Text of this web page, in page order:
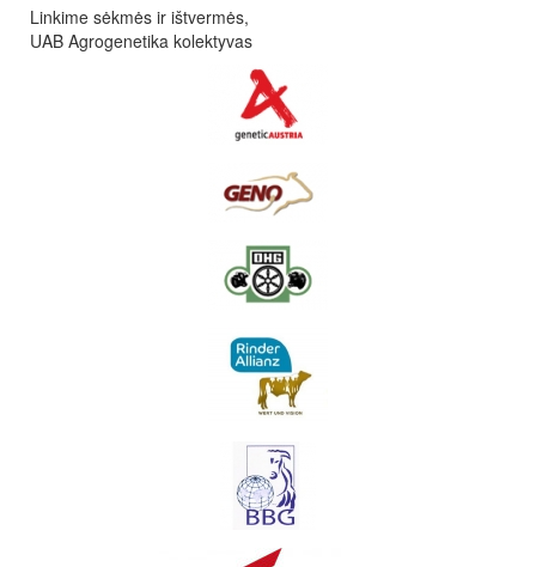
Linkime sėkmės ir ištvermės,
UAB Agrogenetika kolektyvas